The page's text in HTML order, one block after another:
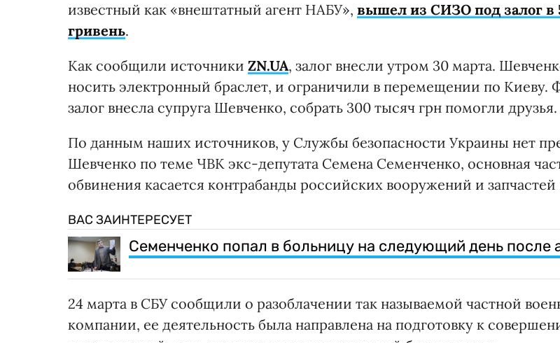
известный как «внештатный агент НАБУ», вышел из СИЗО под залог в
гривень.
Как сообщили источники ZN.UA, залог внесли утром 30 марта.
носить электронный браслет, и ограничили в перемещении по Киеву.
залог внесла супруга Шевченко, собрать 300 тысяч грн помогли друзья.
По данным наших источников, у Службы безопасности Украины нет
Шевченко по теме ЧВК экс-депутата Семена Семенченко, основная
обвинения касается контрабанды российских вооружений и запчастей
ВАС ЗАИНТЕРЕСУЕТ
Семенченко попал в больницу на следующий день после
24 марта в СБУ сообщили о разоблачении так называемой частной
компании, ее деятельность была направлена на подготовку к